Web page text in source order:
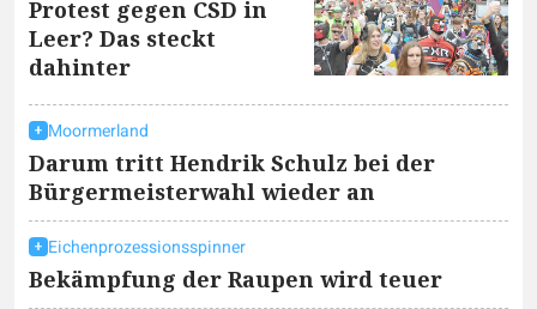
Protest gegen CSD in
Leer? Das steckt
dahinter
Moormerland
Darum tritt Hendrik Schulz bei der
Bürgermeisterwahl wieder an
Eichenprozessionsspinner
Bekämpfung der Raupen wird teuer